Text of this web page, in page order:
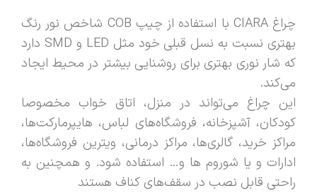
چراغ CIARA با استفاده از چیپ COB شاخص نور رنگ
بهتری نسبت به نسل قبلی خود مثل LED و SMD دارد
که شار نوری بهتری برای روشنایی بیشتر در محیط ایجاد
می‌کند.
این چراغ می‌تواند در منزل، اتاق خواب مخصوصا
کودکان، آشپزخانه، فروشگاه‌های لباس، هایپرمارکت‌ها،
مراکز خرید، گالری‌ها، مراکز درمانی، ویترین فروشگاه‌ها،
ادارات و یا شوروم ها و… استفاده شود. و همچنین به
راحتی قابل نصب در سقف‌های کناف هستند